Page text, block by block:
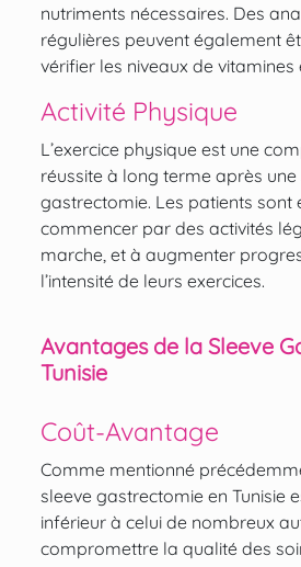
nutriments nécessaires. Des
régulières peuvent également
vérifier les niveaux de vitamines
Activité Physique
L’exercice physique est une
réussite à long terme après une
gastrectomie. Les patients sont
commencer par des activités
marche, et à augmenter
l’intensité de leurs exercices.
Avantages de la Sleeve
Tunisie
Coût-Avantage
Comme mentionné
sleeve gastrectomie en Tunisie
inférieur à celui de nombreux
compromettre la qualité des